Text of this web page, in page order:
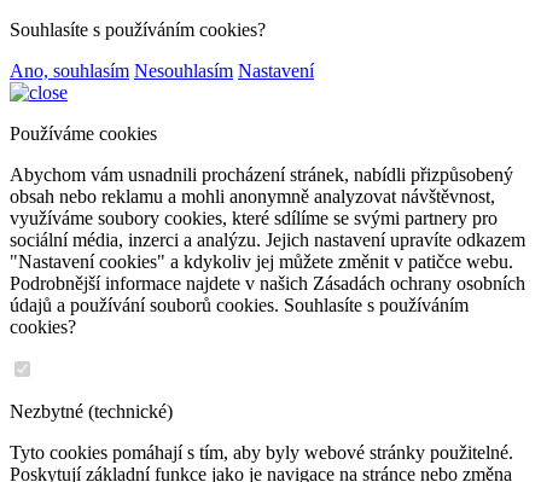
Souhlasíte s používáním cookies?
Ano, souhlasím Nesouhlasím Nastavení
Používáme cookies
Abychom vám usnadnili procházení stránek, nabídli přizpůsobený
obsah nebo reklamu a mohli anonymně analyzovat návštěvnost,
využíváme soubory cookies, které sdílíme se svými partnery pro
sociální média, inzerci a analýzu. Jejich nastavení upravíte odkazem
"Nastavení cookies" a kdykoliv jej můžete změnit v patičce webu.
Podrobnější informace najdete v našich Zásadách ochrany osobních
údajů a používání souborů cookies. Souhlasíte s používáním
cookies?
Nezbytné (technické)
Tyto cookies pomáhají s tím, aby byly webové stránky použitelné.
Poskytují základní funkce jako je navigace na stránce nebo změna